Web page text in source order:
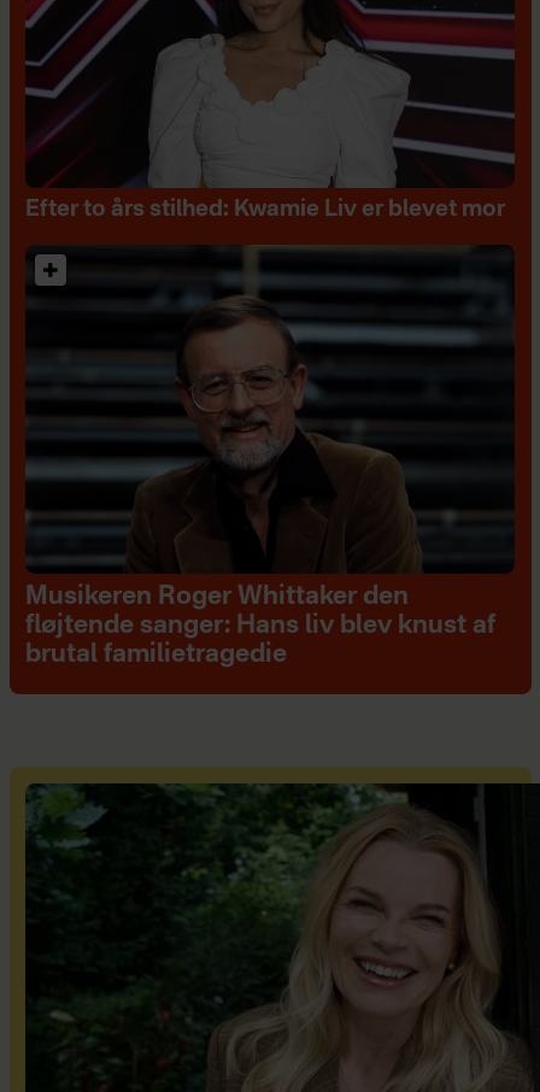
Efter to års stilhed: Kwamie Liv er blevet mor
Musikeren Roger Whittaker den
fløjtende sanger: Hans liv blev knust af
brutal familietragedie